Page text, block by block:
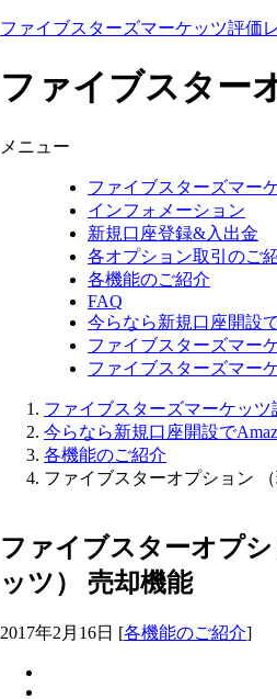
ファイブスターズマーケッツ評価
ファイブスター
メニュー
ファイブスターズマー
インフォメーション
新規口座登録&入出金
各オプション取引のご
各機能のご紹介
FAQ
今らなら新規口座開設
ファイブスターズマー
ファイブスターズマー
ファイブスターズマーケッツ
今らなら新規口座開設で
各機能のご紹介
ファイブスターオプション
ファイブスターオプ
ッツ） 売却機能
2017年2月16日 [各機能のご紹介]